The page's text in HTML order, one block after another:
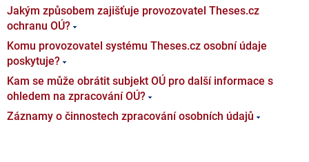
Jakým způsobem zajišťuje provozovatel Theses.cz
ochranu OÚ?
Komu provozovatel systému Theses.cz osobní údaje
poskytuje?
Kam se může obrátit subjekt OÚ pro další informace s
ohledem na zpracování OÚ?
Záznamy o činnostech zpracování osobních údajů